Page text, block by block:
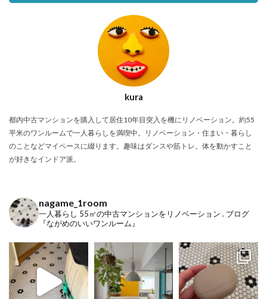
kura
都内中古マンションを購入して居住10年目突入を機にリノベーション。約55
平米のワンルームで一人暮らしを満喫中。リノベーション・住まい・暮らし
のことなどマイペースに綴ります。趣味はダンスや筋トレ。体を動かすこと
が好きなインドア派。
nagame_1room
一人暮らし 55㎡の中古マンションをリノベーション . ブログ
『ながめのいいワンルーム』